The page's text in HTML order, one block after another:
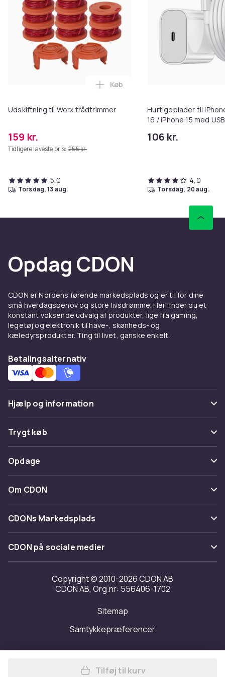
Udskiftning til Worx trådtrimmer
159 kr.
Tidligere laveste pris: 255 kr.
Læg Udskiftning til Worx
Køb
5,0
torsdag, 13 aug.
Hurtigoplader til
16 / iPhone 15 med
106 kr.
4,0
torsdag, 20 aug.
Opdag CDON
CDON er Nordens førende markedsplads og er til for dine
små hverdagsbehov og store livsdrømme. Her finder du et
konstant voksende udvalg af produkter, lige fra gaming,
legetøj og elektronik til have-, skønheds- og
kæledyrsprodukter. Ting til livet, ganske enkelt.
Betalingsalternativ
Hjælp og information
Ofte stillede spørgsmål
Spor pakke
Fortryd & returner her
Kontakt os
Trygt køb
Betaling
Levering
Tilbagekaldelser
Opdage
Kategorier
Maerke
Om CDON
Om os
Kundeanmeldelser
Arbejd på CDON
Investor relations
Tilgængelighed
CDONs Markedsplads
Merchant Help Center
CDON på sociale medier
Copyright © 2010-2026 CDON AB
CDON AB, Org.nr: 556406-1702
Sitemap
Samtykkepræferencer
Tilføj til kurv